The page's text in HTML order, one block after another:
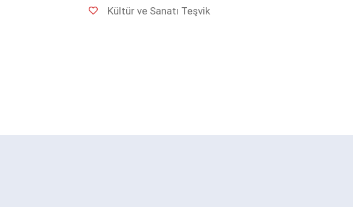
Kültür ve Sanatı Teşvik